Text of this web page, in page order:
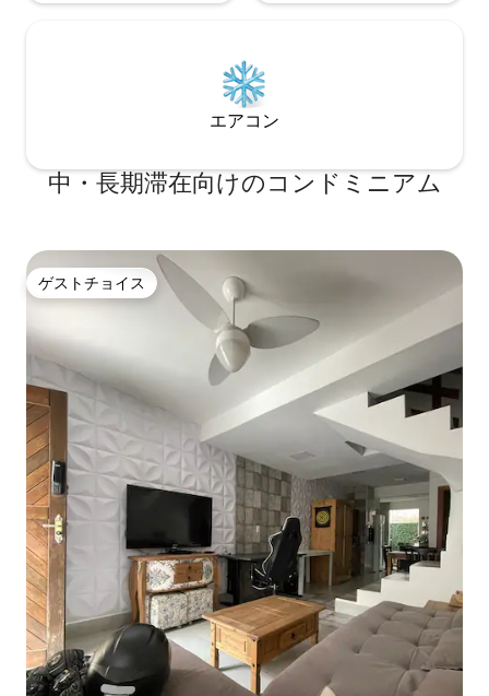
エアコン
中・長期滞在向けのコンドミニアム
ゲストチョイス
ゲストチョイス